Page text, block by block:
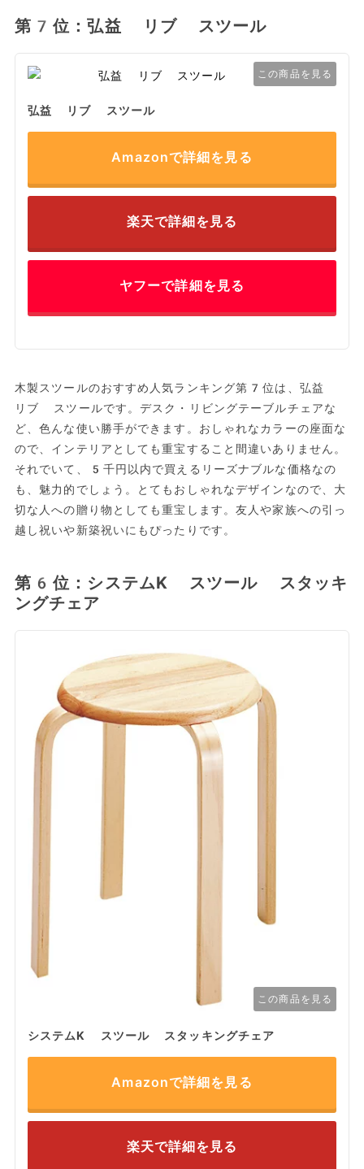
第7位：弘益 リブ スツール
この商品を見る
弘益 リブ スツール
Amazonで詳細を見る
楽天で詳細を見る
ヤフーで詳細を見る
木製スツールのおすすめ人気ランキング第7位は、弘益
リブ スツールです。デスク・リビングテーブルチェアな
ど、色んな使い勝手ができます。おしゃれなカラーの座面な
ので、インテリアとしても重宝すること間違いありません。
それでいて、5千円以内で買えるリーズナブルな価格なの
も、魅力的でしょう。とてもおしゃれなデザインなので、大
切な人への贈り物としても重宝します。友人や家族への引っ
越し祝いや新築祝いにもぴったりです。
第6位：システムK スツール スタッキ
ングチェア
この商品を見る
システムK スツール スタッキングチェア
Amazonで詳細を見る
楽天で詳細を見る